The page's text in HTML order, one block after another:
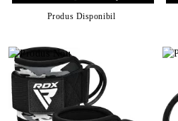
Produs Disponibil